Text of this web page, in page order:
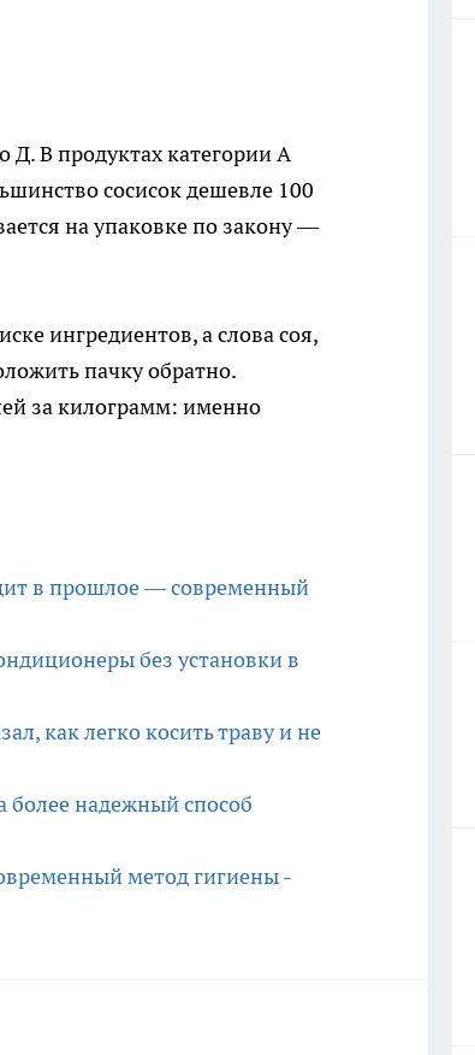
Д. В продуктах категории А
сосисок дешевле 100
на упаковке по закону —
ингредиентов, а слова соя,
пачку обратно.
за килограмм: именно
в прошлое — современный
без установки в
как легко косить траву и не
надежный способ
метод гигиены -